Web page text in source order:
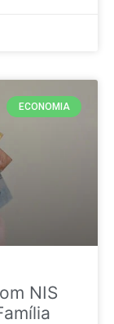
ECONOMIA
NIS